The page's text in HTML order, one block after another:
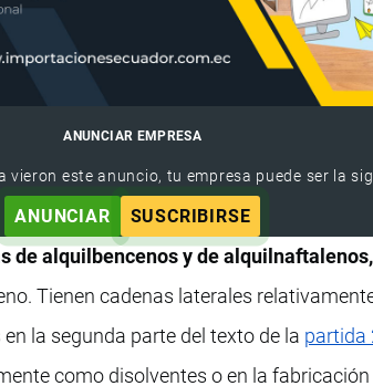
ANUNCIAR EMPRESA
vieron este anuncio, tu empresa puede ser la
ANUNCIAR SUSCRIBIRSE
de alquilbencenos y de alquilnaftalenos,
Tienen cadenas laterales
la segunda parte del texto de la partida
como disolventes o en la